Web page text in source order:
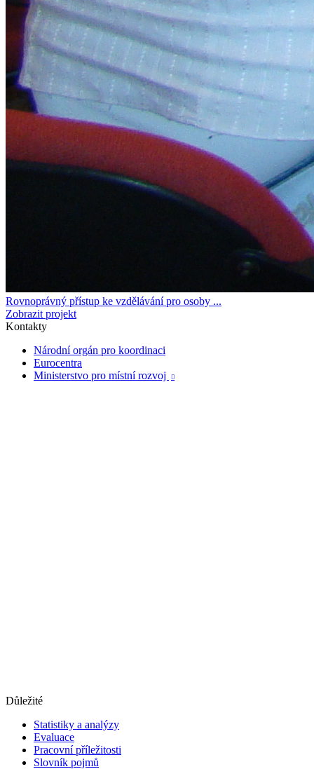
Rovnoprávný přístup ke vzdělávání pro osoby ...
Zobrazit projekt
Kontakty
Národní orgán pro koordinaci
Eurocentra
Ministerstvo pro místní rozvoj

Důležité
Statistiky a analýzy
Evaluace
Pracovní příležitosti
Slovník pojmů